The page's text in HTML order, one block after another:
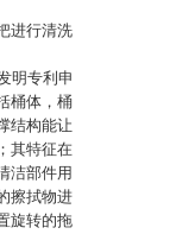
进行清洗
明专利申
桶体，桶
结构能让
其特征在
洁部件用
擦拭物进
旋转的拖